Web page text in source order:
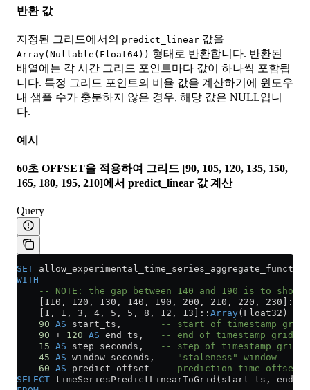
반환 값
지정된 그리드에서의 predict_linear 값을
Array(Nullable(Float64)) 형태로 반환합니다. 반환된
배열에는 각 시간 그리드 포인트마다 값이 하나씩 포함됩
니다. 특정 그리드 포인트의 비율 값을 계산하기에 윈도우
내 샘플 수가 충분하지 않은 경우, 해당 값은 NULL입니
다.
예시
60초 OFFSET을 적용하여 그리드 [90, 105, 120, 135, 150,
165, 180, 195, 210]에서 predict_linear 값 계산
Query
SET
WITH
-- NOTE: the gap between 140 and 190 is to show
    [110, 120, 130, 140, 190, 200, 210, 220, 230]::
    [1, 1, 3, 4, 5, 5, 8, 12, 13]::
Array(Float32)
    90
AS start_ts,
-- start of timestamp grid
    90
+ 120 AS end_ts,
-- end of timestamp grid
    15
AS step_seconds,
-- step of timestamp grid
    45
AS window_seconds,
-- "staleness" window
    60
AS predict_offset
-- prediction time offset
SELECT timeSeriesPredictLinearToGrid(start_ts,